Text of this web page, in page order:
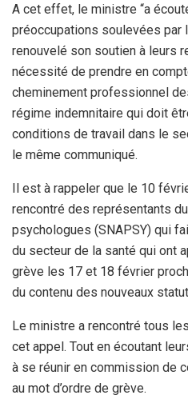
A cet effet, le ministre “a
préoccupations soulevées par
renouvelé son soutien à leurs
nécessité de prendre en
cheminement professionnel
régime indemnitaire qui doit
conditions de travail dans le
le même communiqué.
Il est à rappeler que le 10
rencontré des représentants
psychologues (SNAPSY) qui
du secteur de la santé qui ont
grève les 17 et 18 février
du contenu des nouveaux
Le ministre a rencontré tous
cet appel. Tout en écoutant
à se réunir en commission de
au mot d’ordre de grève.